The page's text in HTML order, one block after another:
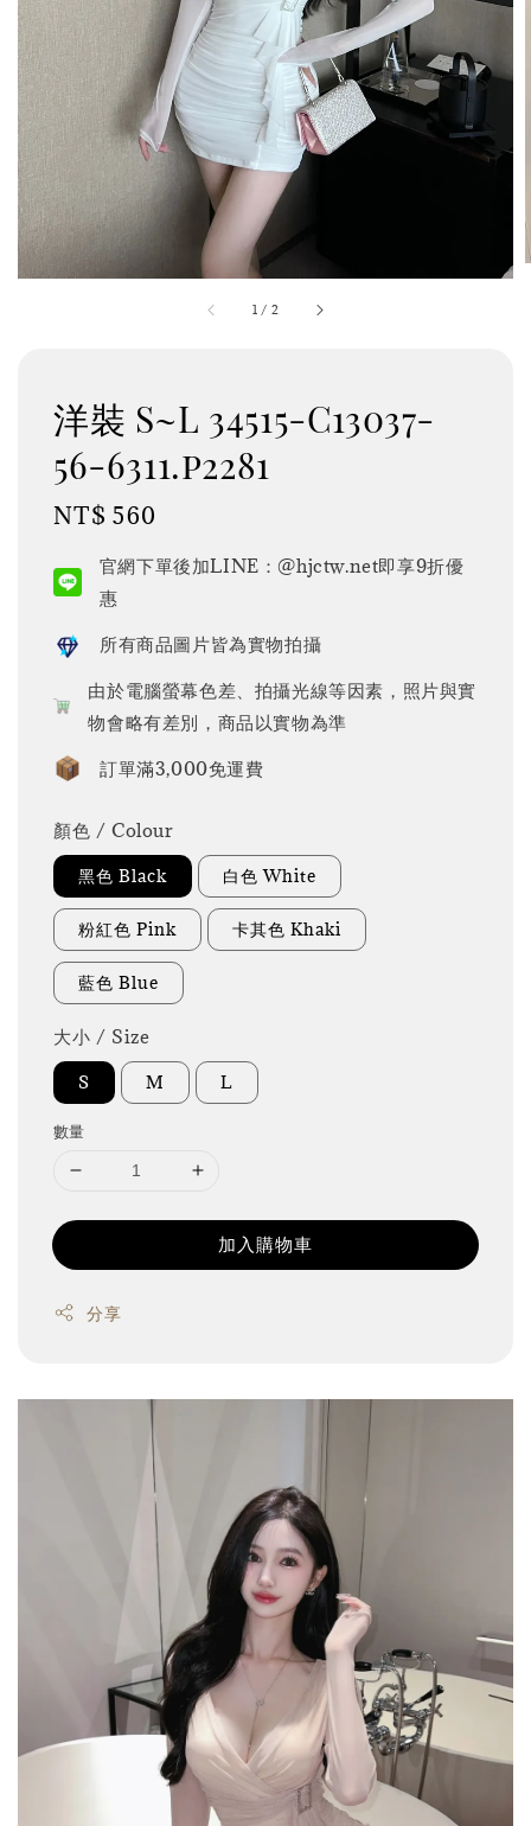
1 / 2
洋裝 S~L 34515-C13037-
56-6311.p2281
Regular
NT$ 560
官網下單後加LINE：@hjctw.net即享9折優
惠
所有商品圖片皆為實物拍攝
由於電腦螢幕色差、拍攝光線等因素，照片與實
物會略有差別，商品以實物為準
訂單滿3,000免運費
顏色 / Colour
黑色 Black 白色 White
粉紅色 Pink 卡其色 Khaki
藍色 Blue
大小 / Size
S M L
數量
加入購物車
分享